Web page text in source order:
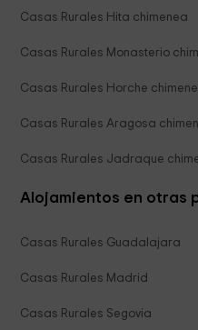
Casas Rurales Hita chimenea
Casas Rurales Monasterio
Casas Rurales Horche
Casas Rurales Aragosa
Casas Rurales Jadraque
Alojamientos en otras
Casas Rurales Guadalajara
Casas Rurales Madrid
Casas Rurales Segovia